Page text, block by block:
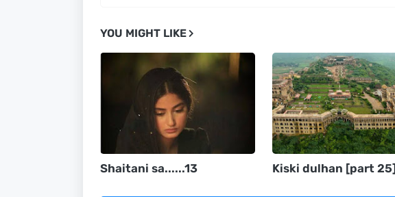
YOU MIGHT LIKE
Shaitani sa......13 Kiski dulhan [part 25]